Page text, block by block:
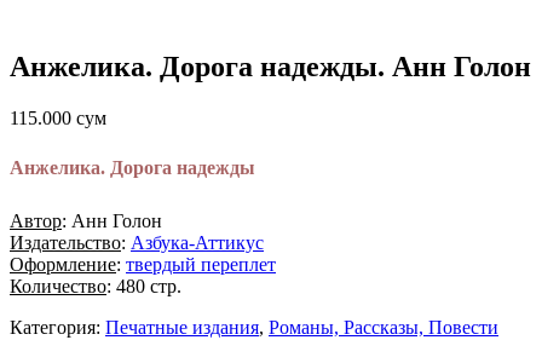
Анжелика. Дорога надежды. Анн Голон
115.000 сум
Анжелика. Дорога надежды
Автор: Анн Голон
Издательство: Азбука-Аттикус
Оформление: твердый переплет
Количество: 480 стр.
Категория: Печатные издания, Романы, Рассказы, Повести